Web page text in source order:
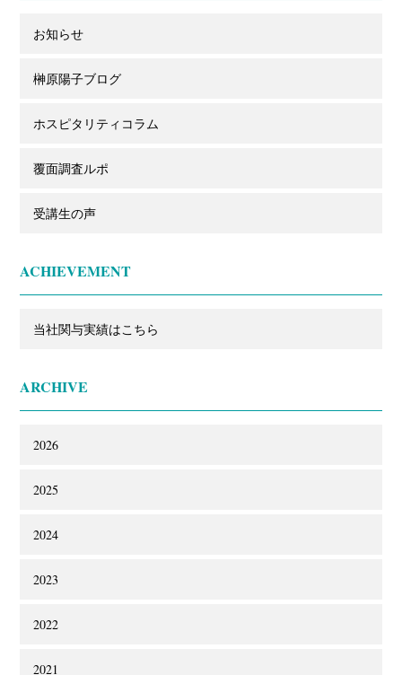
お知らせ
榊原陽子ブログ
ホスピタリティコラム
覆面調査ルポ
受講生の声
ACHIEVEMENT
当社関与実績はこちら
ARCHIVE
2026
2025
2024
2023
2022
2021